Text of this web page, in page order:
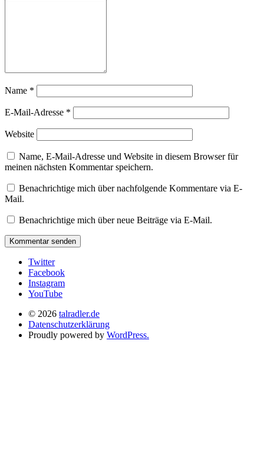
Name *
E-Mail-Adresse *
Website
Name, E-Mail-Adresse und Website in diesem Browser für
meinen nächsten Kommentar speichern.
Benachrichtige mich über nachfolgende Kommentare via E-
Mail.
Benachrichtige mich über neue Beiträge via E-Mail.
Twitter
Facebook
Instagram
YouTube
© 2026 talradler.de
Datenschutzerklärung
Proudly powered by WordPress.